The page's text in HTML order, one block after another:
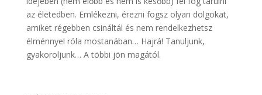
az életedben. Emlékezni, érezni fogsz olyan dolgokat,
amiket régebben csináltál és nem rendelkezhetsz
élménnyel róla mostanában… Hajrá! Tanuljunk,
gyakoroljunk… A többi jön magától.